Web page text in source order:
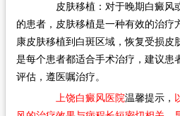
皮肤移植：对于晚期白癜风
的患者，皮肤移植是一种有效的治疗
康皮肤移植到白斑区域，恢复受损皮
是每个患者都适合手术治疗，建议患
评估，遵医嘱治疗。
上饶白癜风医院温馨提示，